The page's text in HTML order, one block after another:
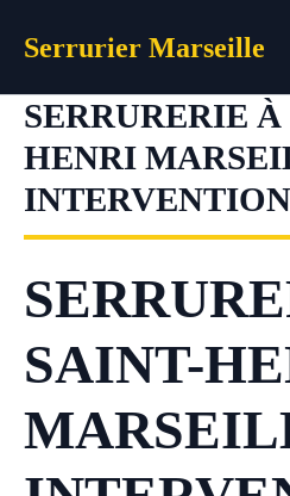
Serrurier Marseille
SERRURERIE À
HENRI
SAINT-